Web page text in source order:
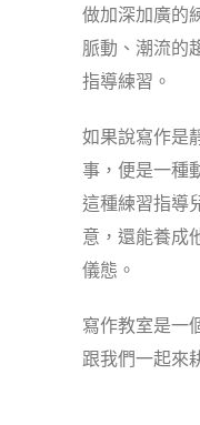
做加深加廣的
脈動、潮流的
指導練習。
如果說寫作是
事，便是一種
這種練習指導
意，還能養成
儀態。
寫作教室是一
跟我們一起來